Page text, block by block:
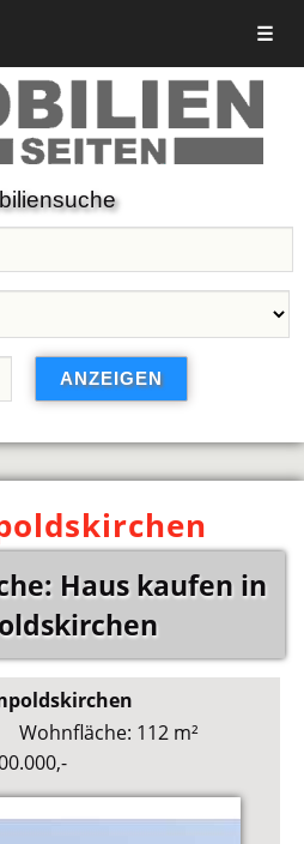
☰
Haus kaufen in
Wohnfläche: 112 m²